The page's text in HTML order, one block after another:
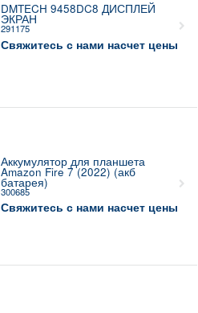
DMTECH 9458DC8 ДИСПЛЕЙ
ЭКРАН
291175
Свяжитесь с нами насчет цены
Аккумулятор для планшета
Amazon Fire 7 (2022) (акб
батарея)
300685
Свяжитесь с нами насчет цены